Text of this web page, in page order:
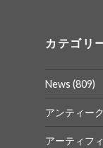
ロ
フ
ー
ル
で
表
示
ロ
フ
ー
ル
で
表
示
カテゴリ
News (809)
アンティー
アーティフ